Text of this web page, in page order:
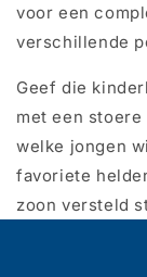
voor een
verschillende
Geef die
met een
welke jongen
favoriete
zoon versteld